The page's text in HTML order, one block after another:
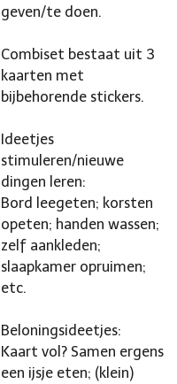
geven/te doen.
Combiset bestaat uit 3
kaarten met
bijbehorende stickers.
Ideetjes
stimuleren/nieuwe
dingen leren:
Bord leegeten; korsten
opeten; handen wassen;
zelf aankleden;
slaapkamer opruimen;
etc.
Beloningsideetjes:
Kaart vol? Samen ergens
een ijsje eten; (klein)